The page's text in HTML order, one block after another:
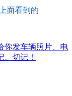
上面看到的
你发车辆照片、电
切记！